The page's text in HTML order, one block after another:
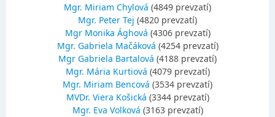
Mgr. Miriam Chylová (4849 prevzatí)
Mgr. Peter Tej (4820 prevzatí)
Mgr Monika Ághová (4306 prevzatí)
Mgr. Gabriela Mačáková (4254 prevzatí)
Mgr Gabriela Bartalová (4188 prevzatí)
Mgr. Mária Kurtiová (4079 prevzatí)
Mgr. Miriam Bencová (3534 prevzatí)
MVDr. Viera Košická (3344 prevzatí)
Mgr. Eva Volková (3163 prevzatí)